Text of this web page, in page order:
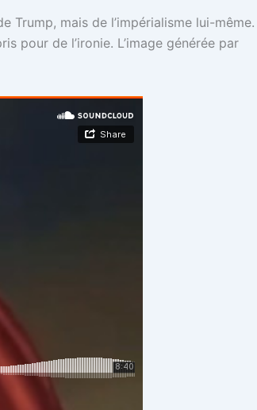
mais de l’impérialisme lui-même.
pour de l’ironie. L’image générée par